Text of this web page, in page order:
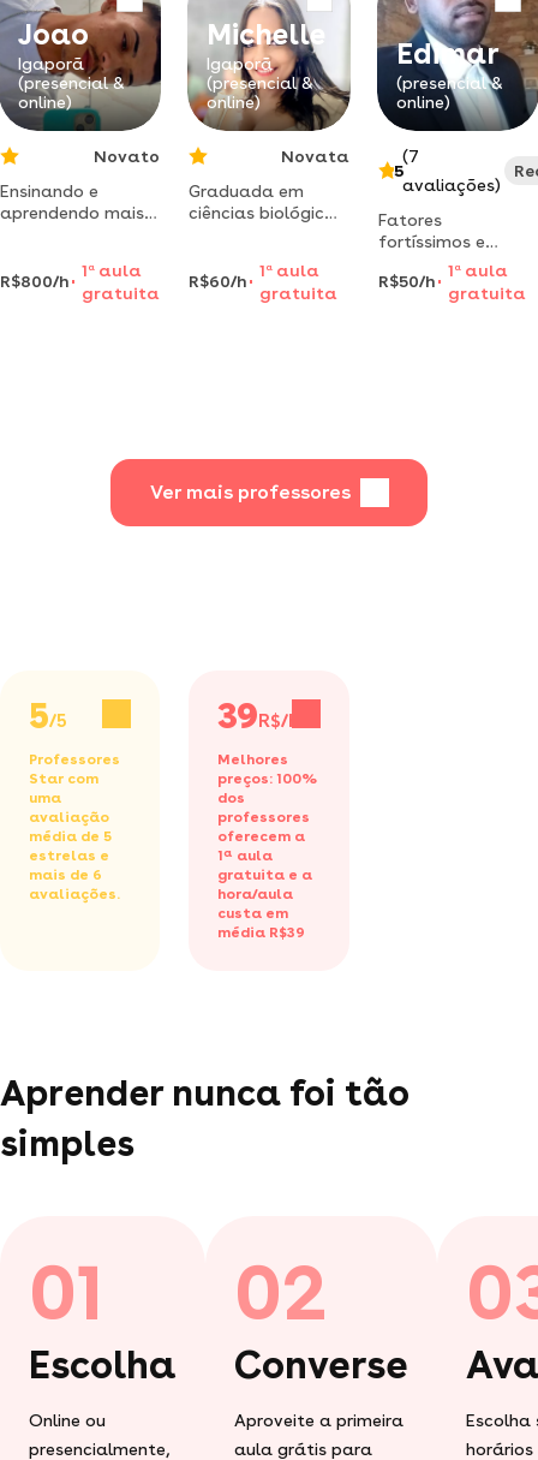
personalizada
particular infantil
Joao
Igaporã
(presencial &
online)
Novato
Ensinando e
aprendendo mais!
vez melhores o
importante é a
R$800/h
1 aaula
gratuita
Michelle
Igaporã
(presencial &
online)
Novata
Graduada em
ciências biológicas
bahia- uneb. 8
anos lecionando
R$60/h
1 a aula
gratuita
Edimar
(presencial &
online)
5
(7
avaliações)
Fatores
fortíssimos e
importante para o
comportamento e
a aprendizagem
R$50/h
1 aaula
gratuita
Ver mais professores
5/5
Professores
Star com
uma
avaliação
média de 5
estrelas e
mais de 6
avaliações.
39R$/h
Melhores
preços: 100%
dos
professores
oferecem a
1ª aula
gratuita e a
hora/aula
custa em
média R$39
Aprender nunca foi tão
simples
01
Escolha
Online ou
presencialmente,
02
Converse
Aproveite a primeira
aula grátis para
Escolha
horários